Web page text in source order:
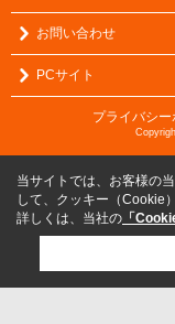
お問い合わせ
PCサイト
プライバシー
当サイトでは、お客様の
して、クッキー（Cookie
詳しくは、当社の 「